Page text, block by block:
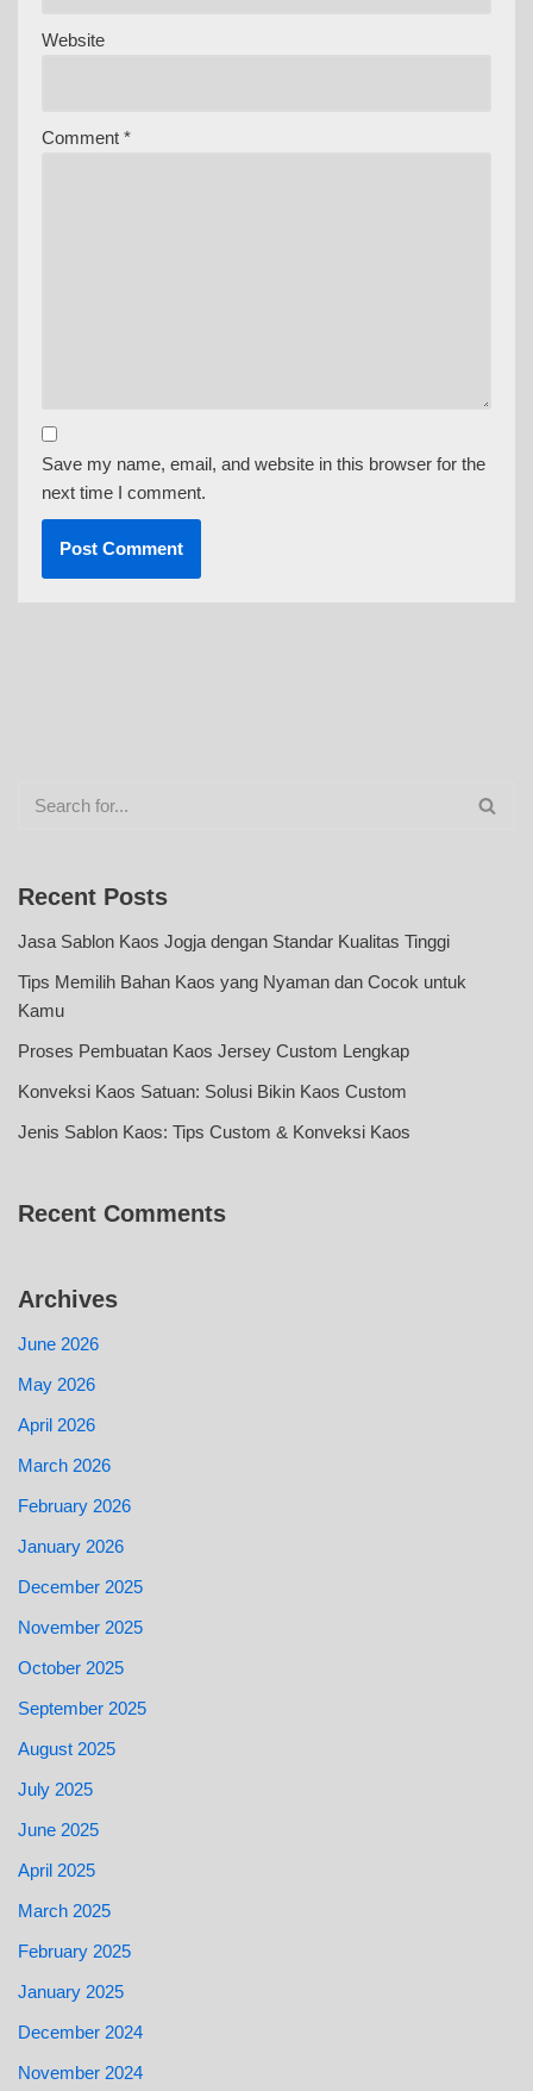
Website
Comment *
Save my name, email, and website in this browser for the
next time I comment.
Recent Posts
Jasa Sablon Kaos Jogja dengan Standar Kualitas Tinggi
Tips Memilih Bahan Kaos yang Nyaman dan Cocok untuk
Kamu
Proses Pembuatan Kaos Jersey Custom Lengkap
Konveksi Kaos Satuan: Solusi Bikin Kaos Custom
Jenis Sablon Kaos: Tips Custom & Konveksi Kaos
Recent Comments
Archives
June 2026
May 2026
April 2026
March 2026
February 2026
January 2026
December 2025
November 2025
October 2025
September 2025
August 2025
July 2025
June 2025
April 2025
March 2025
February 2025
January 2025
December 2024
November 2024